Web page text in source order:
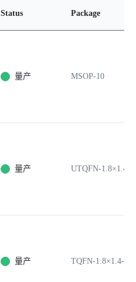
Status Package
量产 MSOP-10
量产 UTQFN-1.8×1.4-
量产 TQFN-1.8×1.4-